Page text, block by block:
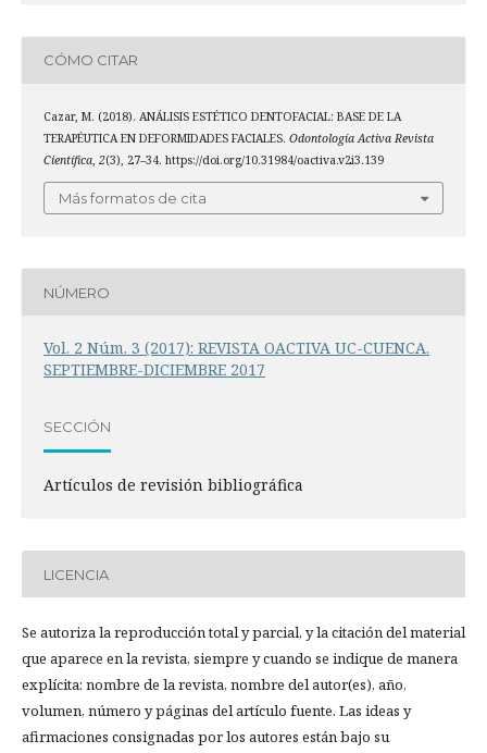
CÓMO CITAR
Cazar, M. (2018). ANÁLISIS ESTÉTICO DENTOFACIAL: BASE DE LA
TERAPÉUTICA EN DEFORMIDADES FACIALES. Odontología Activa Revista
Científica, 2(3), 27–34. https://doi.org/10.31984/oactiva.v2i3.139
Más formatos de cita
NÚMERO
Vol. 2 Núm. 3 (2017): REVISTA OACTIVA UC-CUENCA.
SEPTIEMBRE-DICIEMBRE 2017
SECCIÓN
Artículos de revisión bibliográfica
LICENCIA
Se autoriza la reproducción total y parcial, y la citación del material
que aparece en la revista, siempre y cuando se indique de manera
explícita: nombre de la revista, nombre del autor(es), año,
volumen, número y páginas del artículo fuente. Las ideas y
afirmaciones consignadas por los autores están bajo su